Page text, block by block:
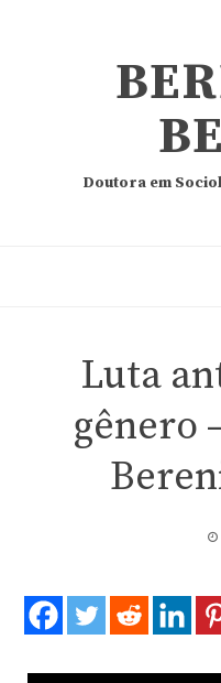
Doutora em
Luta
gênero